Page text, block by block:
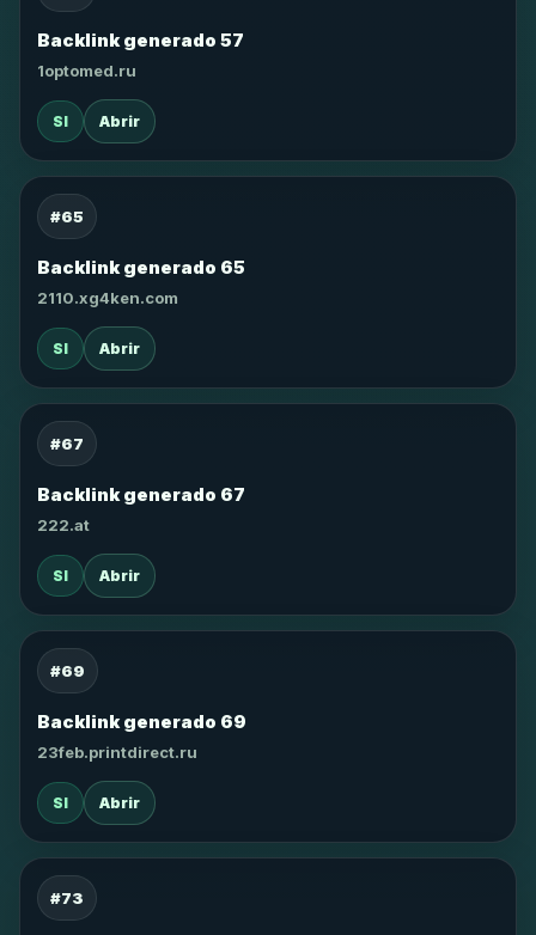
Backlink generado 57
1optomed.ru
SI Abrir
#65
Backlink generado 65
2110.xg4ken.com
SI Abrir
#67
Backlink generado 67
222.at
SI Abrir
#69
Backlink generado 69
23feb.printdirect.ru
SI Abrir
#73